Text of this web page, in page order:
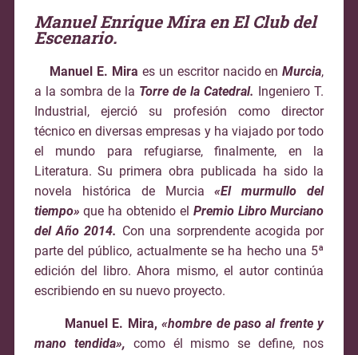
Manuel Enrique Mira en El Club del
Escenario.
Manuel E. Mira es un escritor nacidoenMurcia,
a la sombra de la Torre de la Catedral.
Ingeniero T.
Industrial, ejerció su profesión como director
técnico en diversas empresas y ha viajado por todo
el mundo para refugiarse, finalmente, en la
Literatura. Su primera obra publicada ha sido la
novela histórica de Murcia«El murmullo del
tiempo» que ha obtenido el Premio Libro Murciano
del Año 2014. Con una sorprendente acogida por
parte del público, actualmente se ha hecho una 5ª
edición del libro. Ahora mismo, el autor continúa
escribiendo en su nuevo proyecto.
Manuel E. Mira, «hombre de paso al frente y
mano tendida», como él mismo se define, nos